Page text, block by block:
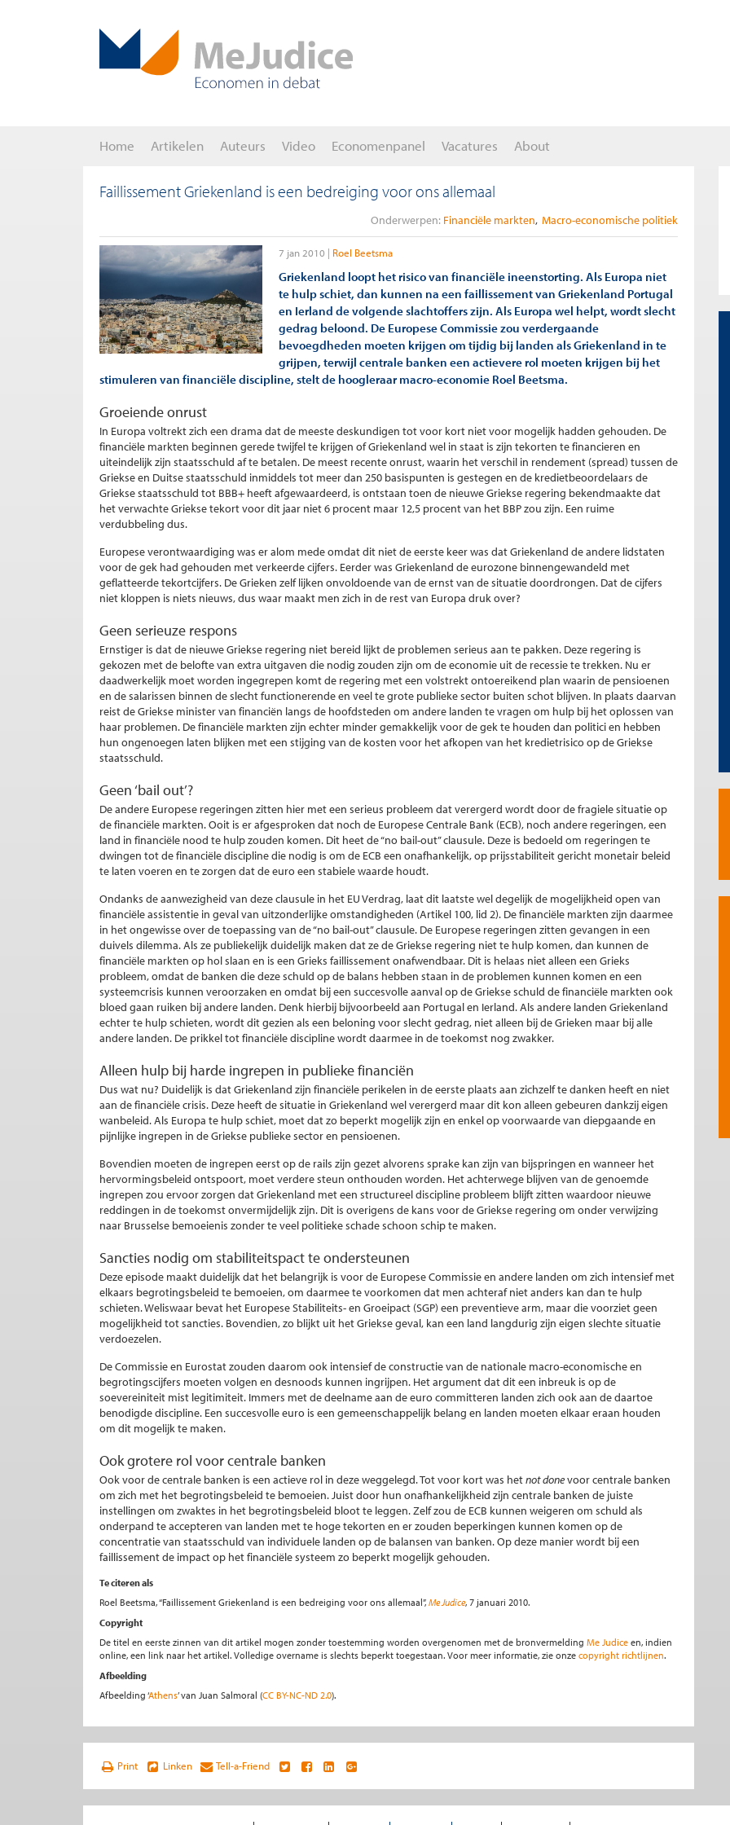
Home Artikelen Auteurs Video Economenpanel Vacatures About
Faillissement Griekenland is een bedreiging voor ons allemaal
Onderwerpen: Financiële markten Macro-economische politiek
7 jan 2010 Roel Beetsma
Griekenland loopt het risico van financiële ineenstorting. Als Europa niet
te hulp schiet, dan kunnen na een faillissement van Griekenland Portugal
en Ierland de volgende slachtoffers zijn. Als Europa wel helpt, wordt slecht
gedrag beloond. De Europese Commissie zou verdergaande
bevoegdheden moeten krijgen om tijdig bij landen als Griekenland in te
grijpen, terwijl centrale banken een actievere rol moeten krijgen bij het
stimuleren van financiële discipline, stelt de hoogleraar macro-economie Roel Beetsma.
Groeiende onrust
In Europa voltrekt zich een drama dat de meeste deskundigen tot voor kort niet voor mogelijk hadden gehouden. De
financiële markten beginnen gerede twijfel te krijgen of Griekenland wel in staat is zijn tekorten te financieren en
uiteindelijk zijn staatsschuld af te betalen. De meest recente onrust, waarin het verschil in rendement (spread) tussen de
Griekse en Duitse staatsschuld inmiddels tot meer dan 250 basispunten is gestegen en de kredietbeoordelaars de
Griekse staatsschuld tot BBB+ heeft afgewaardeerd, is ontstaan toen de nieuwe Griekse regering bekendmaakte dat
het verwachte Griekse tekort voor dit jaar niet 6 procent maar 12,5 procent van het BBP zou zijn. Een ruime
verdubbeling dus.
Europese verontwaardiging was er alom mede omdat dit niet de eerste keer was dat Griekenland de andere lidstaten
voor de gek had gehouden met verkeerde cijfers. Eerder was Griekenland de eurozone binnengewandeld met
geflatteerde tekortcijfers. De Grieken zelf lijken onvoldoende van de ernst van de situatie doordrongen. Dat de cijfers
niet kloppen is niets nieuws, dus waar maakt men zich in de rest van Europa druk over?
Geen serieuze respons
Ernstiger is dat de nieuwe Griekse regering niet bereid lijkt de problemen serieus aan te pakken. Deze regering is
gekozen met de belofte van extra uitgaven die nodig zouden zijn om de economie uit de recessie te trekken. Nu er
daadwerkelijk moet worden ingegrepen komt de regering met een volstrekt ontoereikend plan waarin de pensioenen
en de salarissen binnen de slecht functionerende en veel te grote publieke sector buiten schot blijven. In plaats daarvan
reist de Griekse minister van financiën langs de hoofdsteden om andere landen te vragen om hulp bij het oplossen van
haar problemen. De financiële markten zijn echter minder gemakkelijk voor de gek te houden dan politici en hebben
hun ongenoegen laten blijken met een stijging van de kosten voor het afkopen van het kredietrisico op de Griekse
staatsschuld.
Geen ‘bail out’?
De andere Europese regeringen zitten hier met een serieus probleem dat verergerd wordt door de fragiele situatie op
de financiële markten. Ooit is er afgesproken dat noch de Europese Centrale Bank (ECB), noch andere regeringen, een
land in financiële nood te hulp zouden komen. Dit heet de “no bail-out” clausule. Deze is bedoeld om regeringen te
dwingen tot de financiële discipline die nodig is om de ECB een onafhankelijk, op prijsstabiliteit gericht monetair beleid
te laten voeren en te zorgen dat de euro een stabiele waarde houdt.
Ondanks de aanwezigheid van deze clausule in het EU Verdrag, laat dit laatste wel degelijk de mogelijkheid open van
financiële assistentie in geval van uitzonderlijke omstandigheden (Artikel 100, lid 2). De financiële markten zijn daarmee
in het ongewisse over de toepassing van de “no bail-out” clausule. De Europese regeringen zitten gevangen in een
duivels dilemma. Als ze publiekelijk duidelijk maken dat ze de Griekse regering niet te hulp komen, dan kunnen de
financiële markten op hol slaan en is een Grieks faillissement onafwendbaar. Dit is helaas niet alleen een Grieks
probleem, omdat de banken die deze schuld op de balans hebben staan in de problemen kunnen komen en een
systeemcrisis kunnen veroorzaken en omdat bij een succesvolle aanval op de Griekse schuld de financiële markten ook
bloed gaan ruiken bij andere landen. Denk hierbij bijvoorbeeld aan Portugal en Ierland. Als andere landen Griekenland
echter te hulp schieten, wordt dit gezien als een beloning voor slecht gedrag, niet alleen bij de Grieken maar bij alle
andere landen. De prikkel tot financiële discipline wordt daarmee in de toekomst nog zwakker.
Alleen hulp bij harde ingrepen in publieke financiën
Dus wat nu? Duidelijk is dat Griekenland zijn financiële perikelen in de eerste plaats aan zichzelf te danken heeft en niet
aan de financiële crisis. Deze heeft de situatie in Griekenland wel verergerd maar dit kon alleen gebeuren dankzij eigen
wanbeleid. Als Europa te hulp schiet, moet dat zo beperkt mogelijk zijn en enkel op voorwaarde van diepgaande en
pijnlijke ingrepen in de Griekse publieke sector en pensioenen.
Bovendien moeten de ingrepen eerst op de rails zijn gezet alvorens sprake kan zijn van bijspringen en wanneer het
hervormingsbeleid ontspoort, moet verdere steun onthouden worden. Het achterwege blijven van de genoemde
ingrepen zou ervoor zorgen dat Griekenland met een structureel discipline probleem blijft zitten waardoor nieuwe
reddingen in de toekomst onvermijdelijk zijn. Dit is overigens de kans voor de Griekse regering om onder verwijzing
naar Brusselse bemoeienis zonder te veel politieke schade schoon schip te maken.
Sancties nodig om stabiliteitspact te ondersteunen
Deze episode maakt duidelijk dat het belangrijk is voor de Europese Commissie en andere landen om zich intensief met
elkaars begrotingsbeleid te bemoeien, om daarmee te voorkomen dat men achteraf niet anders kan dan te hulp
schieten. Weliswaar bevat het Europese Stabiliteits- en Groeipact (SGP) een preventieve arm, maar die voorziet geen
mogelijkheid tot sancties. Bovendien, zo blijkt uit het Griekse geval, kan een land langdurig zijn eigen slechte situatie
verdoezelen.
De Commissie en Eurostat zouden daarom ook intensief de constructie van de nationale macro-economische en
begrotingscijfers moeten volgen en desnoods kunnen ingrijpen. Het argument dat dit een inbreuk is op de
soevereiniteit mist legitimiteit. Immers met de deelname aan de euro committeren landen zich ook aan de daartoe
benodigde discipline. Een succesvolle euro is een gemeenschappelijk belang en landen moeten elkaar eraan houden
om dit mogelijk te maken.
Ook grotere rol voor centrale banken
Ook voor de centrale banken is een actieve rol in deze weggelegd. Tot voor kort was hetnot donevoor centrale banken
om zich met het begrotingsbeleid te bemoeien. Juist door hun onafhankelijkheid zijn centrale banken de juiste
instellingen om zwaktes in het begrotingsbeleid bloot te leggen. Zelf zou de ECB kunnen weigeren om schuld als
onderpand te accepteren van landen met te hoge tekorten en er zouden beperkingen kunnen komen op de
concentratie van staatsschuld van individuele landen op de balansen van banken. Op deze manier wordt bij een
faillissement de impact op het financiële systeem zo beperkt mogelijk gehouden.
Te citeren als
Roel Beetsma, “Faillissement Griekenland is een bedreiging voor ons allemaal”, Me Judice, 7 januari 2010.
Copyright
De titel en eerste zinnen van dit artikel mogen zonder toestemming worden overgenomen met de bronvermelding Me Judice en, indien
online, een link naar het artikel. Volledige overname is slechts beperkt toegestaan. Voor meer informatie, zie onze copyright richtlijnen.
Afbeelding
Afbeelding ‘Athens’ van Juan Salmoral (CC BY-NC-ND 2.0).
Print Linken Tell-a-Friend